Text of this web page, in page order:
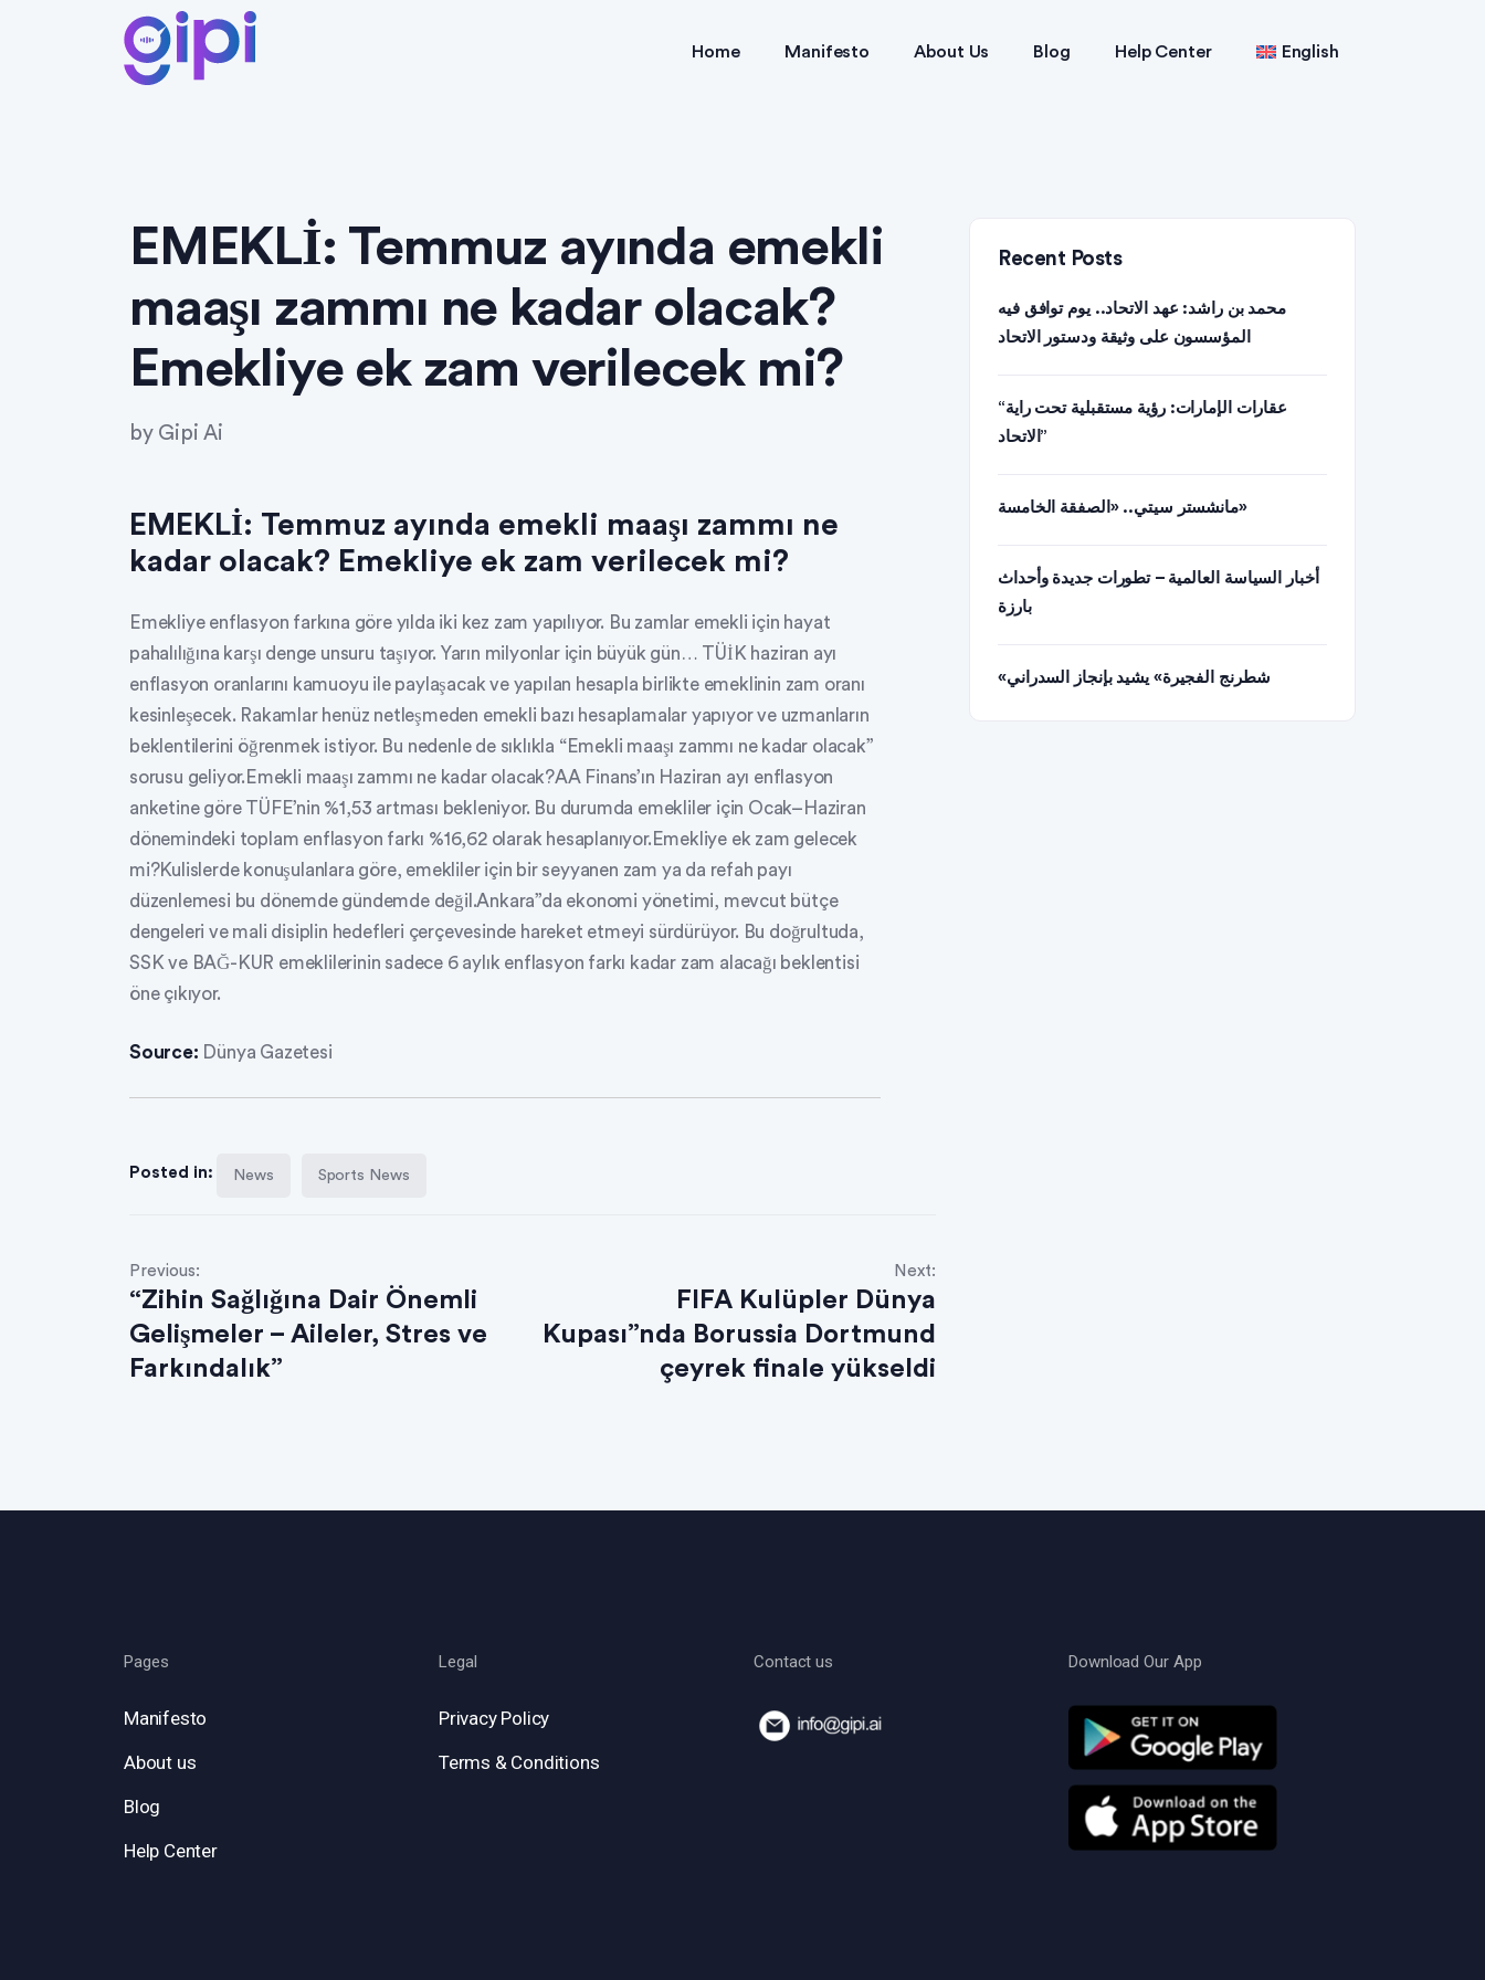
Home Manifesto About Us Blog Help Center English
EMEKLİ: Temmuz ayında emekli
maaşı zammı ne kadar olacak?
Emekliye ek zam verilecek mi?
by Gipi Ai
EMEKLİ: Temmuz ayında emekli maaşı zammı ne
kadar olacak? Emekliye ek zam verilecek mi?
Emekliye enflasyon farkına göre yılda iki kez zam yapılıyor. Bu zamlar emekli için hayat
pahalılığına karşı denge unsuru taşıyor. Yarın milyonlar için büyük gün… TÜİK haziran ayı
enflasyon oranlarını kamuoyu ile paylaşacak ve yapılan hesapla birlikte emeklinin zam oranı
kesinleşecek. Rakamlar henüz netleşmeden emekli bazı hesaplamalar yapıyor ve uzmanların
beklentilerini öğrenmek istiyor. Bu nedenle de sıklıkla “Emekli maaşı zammı ne kadar olacak”
sorusu geliyor.Emekli maaşı zammı ne kadar olacak?AA Finans’ın Haziran ayı enflasyon
anketine göre TÜFE’nin %1,53 artması bekleniyor. Bu durumda emekliler için Ocak–Haziran
dönemindeki toplam enflasyon farkı %16,62 olarak hesaplanıyor.Emekliye ek zam gelecek
mi?Kulislerde konuşulanlara göre, emekliler için bir seyyanen zam ya da refah payı
düzenlemesi bu dönemde gündemde değil.Ankara”da ekonomi yönetimi, mevcut bütçe
dengeleri ve mali disiplin hedefleri çerçevesinde hareket etmeyi sürdürüyor. Bu doğrultuda,
SSK ve BAĞ-KUR emeklilerinin sadece 6 aylık enflasyon farkı kadar zam alacağı beklentisi
öne çıkıyor.
Source: Dünya Gazetesi
Posted in: News Sports News
Previous:
“Zihin Sağlığına Dair Önemli
Gelişmeler – Aileler, Stres ve
Farkındalık”
Next:
FIFA Kulüpler Dünya
Kupası”nda Borussia Dortmund
çeyrek finale yükseldi
Recent Posts
محمد بن راشد: عهد الاتحاد.. يوم توافق فيه
المؤسسون على وثيقة ودستور الاتحاد
“عقارات الإمارات: رؤية مستقبلية تحت راية
الاتحاد”
مانشستر سيتي.. «الصفقة الخامسة»
أخبار السياسة العالمية – تطورات جديدة وأحداث
بارزة
«شطرنج الفجيرة» يشيد بإنجاز السدراني
Pages
Manifesto
About us
Blog
Help Center
Legal
Privacy Policy
Terms & Conditions
Contact us Download Our App